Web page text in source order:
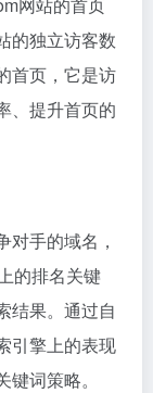
的独立访客数
首页，它是访
、提升首页的
手的域名，
的排名关键
结果。通过自
引擎上的表现
词策略。